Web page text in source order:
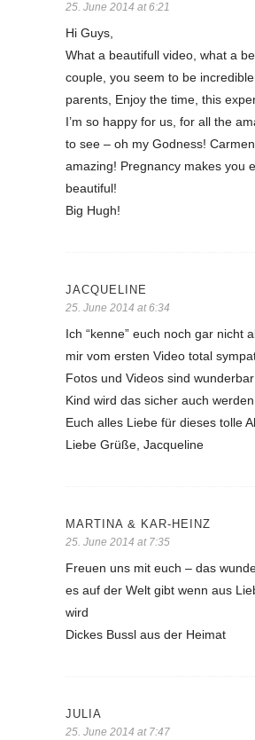
25. June 2014 at 6:21
Hi Guys,
What a beautifull video, what a
couple, you seem to be
parents, Enjoy the time, this
I’m so happy for us, for all the
to see – oh my Godness!
amazing! Pregnancy makes you
beautiful!
Big Hugh!
JACQUELINE
25. June 2014 at 6:34
Ich “kenne” euch noch gar nicht
mir vom ersten Video total
Fotos und Videos sind
Kind wird das sicher auch
Euch alles Liebe für dieses tolle
Liebe Grüße, Jacqueline
MARTINA & KAR-HEINZ
25. June 2014 at 7:35
Freuen uns mit euch – das
es auf der Welt gibt wenn aus
wird
Dickes Bussl aus der Heimat
JULIA
25. June 2014 at 7:47